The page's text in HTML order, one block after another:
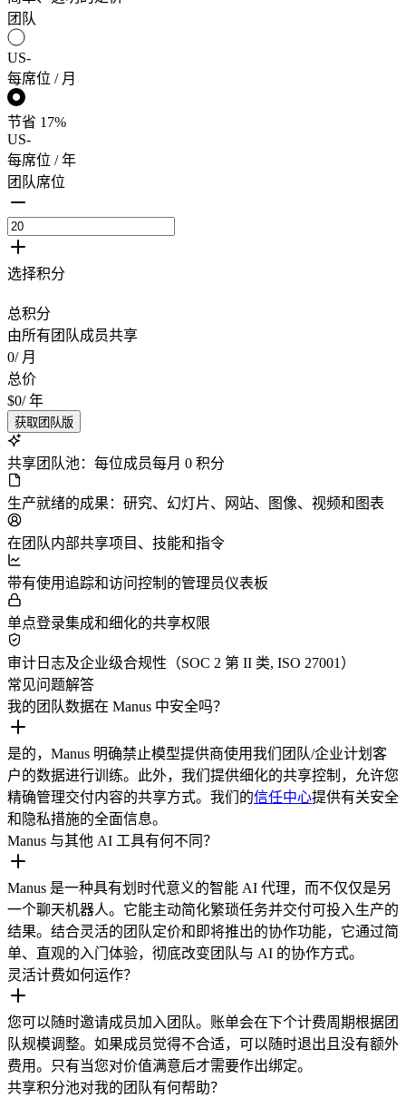
团队
US-
每席位 / 月
节省 17%
US-
每席位 / 年
团队席位
选择积分
总积分
由所有团队成员共享
0/ 月
总价
$0/年
获取团队版
共享团队池：每位成员每月 0 积分
生产就绪的成果：研究、幻灯片、网站、图像、视频和图表
在团队内部共享项目、技能和指令
带有使用追踪和访问控制的管理员仪表板
单点登录集成和细化的共享权限
审计日志及企业级合规性（SOC 2 第 II 类, ISO 27001）
常见问题解答
我的团队数据在 Manus 中安全吗？
是的，Manus 明确禁止模型提供商使用我们团队/企业计划客
户的数据进行训练。此外，我们提供细化的共享控制，允许您
精确管理交付内容的共享方式。我们的信任中心提供有关安全
和隐私措施的全面信息。
Manus 与其他 AI 工具有何不同？
Manus 是一种具有划时代意义的智能 AI 代理，而不仅仅是另
一个聊天机器人。它能主动简化繁琐任务并交付可投入生产的
结果。结合灵活的团队定价和即将推出的协作功能，它通过简
单、直观的入门体验，彻底改变团队与 AI 的协作方式。
灵活计费如何运作？
您可以随时邀请成员加入团队。账单会在下个计费周期根据团
队规模调整。如果成员觉得不合适，可以随时退出且没有额外
费用。只有当您对价值满意后才需要作出绑定。
共享积分池对我的团队有何帮助？